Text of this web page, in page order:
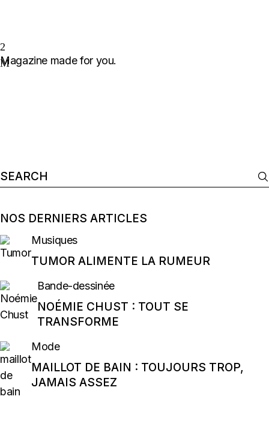
Magazine made for you.
Search
for:
NOS DERNIERS ARTICLES
Musiques
TUMOR ALIMENTE LA RUMEUR
Bande-dessinée
NOÉMIE CHUST : TOUT SE
TRANSFORME
Mode
MAILLOT DE BAIN : TOUJOURS TROP,
JAMAIS ASSEZ